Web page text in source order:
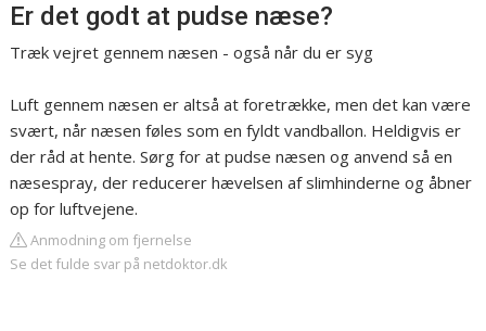
Er det godt at pudse næse?
Træk vejret gennem næsen - også når du er syg
Luft gennem næsen er altså at foretrække, men det kan være
svært, når næsen føles som en fyldt vandballon. Heldigvis er
der råd at hente. Sørg for at pudse næsen og anvend så en
næsespray, der reducerer hævelsen af slimhinderne og åbner
op for luftvejene.
Anmodning om fjernelse
Se det fulde svar på netdoktor.dk